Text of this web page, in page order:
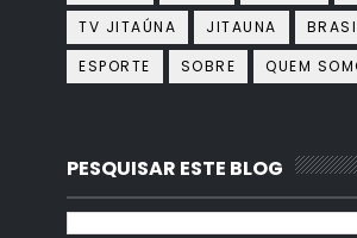
TV JITAÚNA
JITAUNA
ESPORTE
SOBRE QUEM
PESQUISAR ESTE BLOG